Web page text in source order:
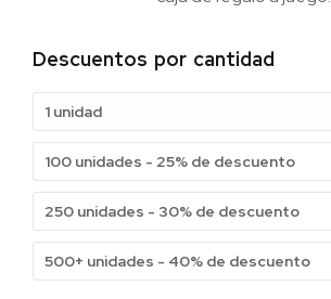
Descuentos por cantidad
1 unidad
100 unidades - 25% de descuento
250 unidades - 30% de descuento
500+ unidades - 40% de descuento